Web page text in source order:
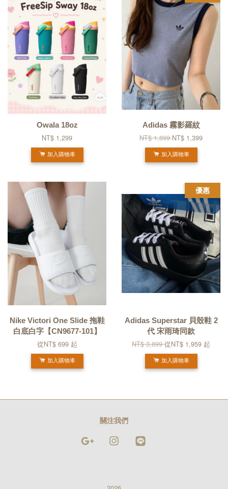
Owala 18oz
NT$ 1,299
加入購物車
Adidas 霧影羅紋
NT$ 1,899NT$ 1,399
加入購物車
Nike Victori One Slide 拖鞋
白底白字【CN9677-101】
從NT$ 699 起
加入購物車
優惠
Adidas Superstar 貝殼鞋 2
代 宋雨琦同款
NT$ 3,899從NT$ 1,959 起
加入購物車
關注我們
Google Instagram